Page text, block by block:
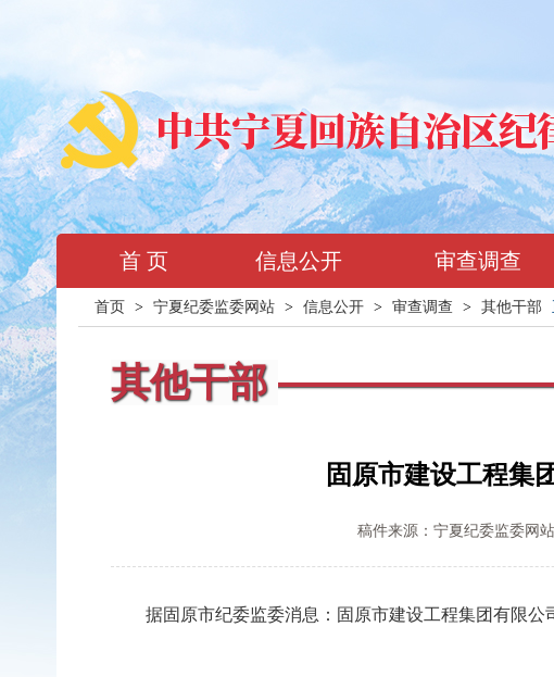
首 页 信息公开 审查调查
首页 > 宁夏纪委监委网站 > 信息公开 > 审查调查 > 其他干部
其他干部
固原市建设工程集
稿件来源：宁夏纪委监委网站
据固原市纪委监委消息：固原市建设工程集团有限公